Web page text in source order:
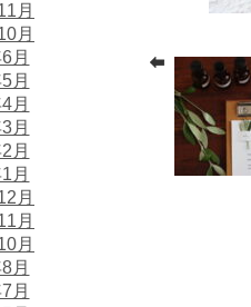
月
月
月
月
月
月
月
月
月
月
月
月
月